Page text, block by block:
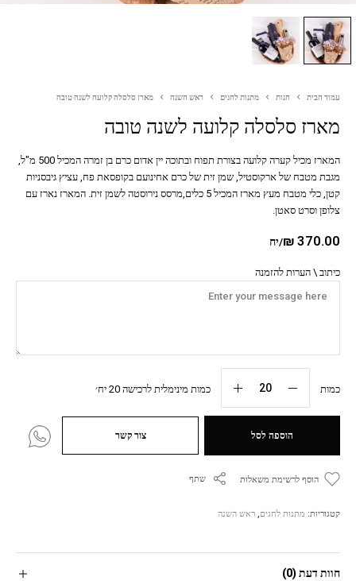
עמוד הבית חנות מתנות לחגים ראש השנה מארז סלסלה קלועה לשנה טובה
מארז סלסלה קלועה לשנה טובה
₪ 370.00 /יח
כיתוב \ הערות להזמנה
כמות כמות מינימלית לרכישה 20 יח׳
הוספה לסל צור קשר
הוסף לרשימת משאלות שתף
קטגוריות: מתנות לחגים, ראש השנה
המארז מכיל קערה קלועה בצורת תפוח ובתוכה יין אדום כרם בן זמרה המכיל 500 מ"ל,
מגבת מטבח של ארקוסטיל, שמן זית של כרם אחינועם בקופסאת פח, עציץ גיבסניות
קטן, כלי מטבח מעץ מארז המכיל 5 כלים,מרסס נירוסטה לשמן זית. המארז נארז עם
צלופן וסרט סאטן.
חוות דעת (0)